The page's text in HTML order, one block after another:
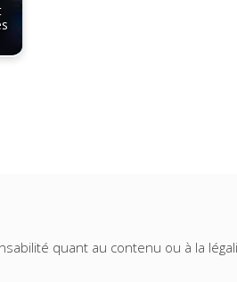
quant au contenu ou à la